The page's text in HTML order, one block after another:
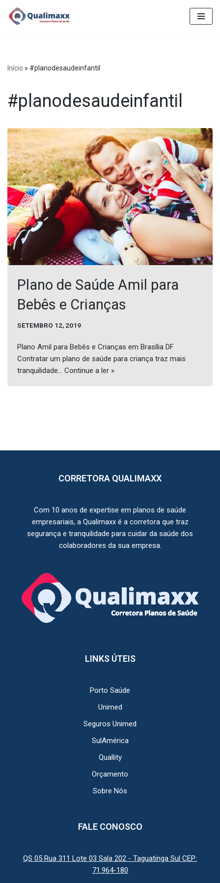
Pular
Início » #planodesaudeinfantil
#planodesaudeinfantil
Plano de Saúde Amil para
Bebês e Crianças
SETEMBRO 12, 2019
Plano Amil para Bebês e Crianças em Brasília DF
Contratar um plano de saúde para criança traz mais
tranquilidade… Continue a ler »
CORRETORA QUALIMAXX
Com 10 anos de expertise em planos de saúde
empresariais, a Qualimaxx é a corretora que traz
segurança e tranquilidade para cuidar da saúde dos
colaboradores da sua empresa.
LINKS ÚTEIS
Porto Saúde
Unimed
Seguros Unimed
SulAmérica
Quallity
Orçamento
Sobre Nós
FALE CONOSCO
QS 05 Rua 311 Lote 03 Sala 202 - Taguatinga Sul CEP:
71.964-180